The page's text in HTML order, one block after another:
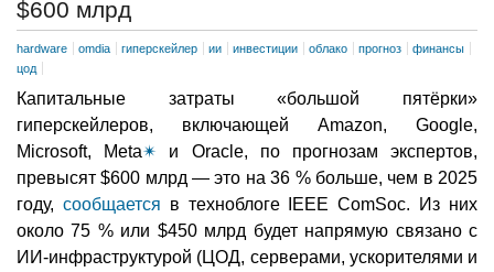
$600 млрд
hardware omdia гиперскейлер ии инвестиции облако прогноз
финансы
цод
Капитальные затраты «большой пятёрки»
гиперскейлеров, включающей Amazon, Google,
Microsoft, Meta✴ и Oracle, по прогнозам экспертов,
превысят $600 млрд — это на 36 % больше, чем в 2025
году, сообщается в техноблоге IEEE ComSoc. Из них
около 75 % или $450 млрд будет напрямую связано с
ИИ-инфраструктурой (ЦОД, серверами, ускорителями и